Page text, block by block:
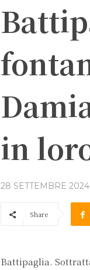
in
28 SETTEMBRE 2024
Share
Battipaglia.